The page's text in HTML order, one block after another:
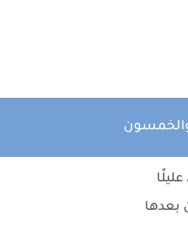
والخمسون
بعدها